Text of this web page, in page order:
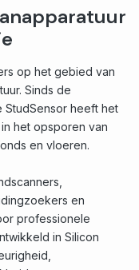
op het gebied van
Sinds de
heeft het
het opsporen van
en vloeren.
en
professionele
in Silicon